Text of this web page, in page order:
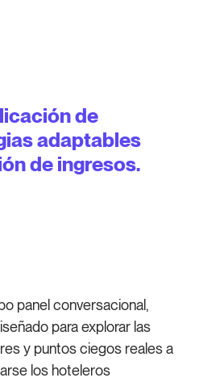
de
adaptables
de ingresos.
panel conversacional,
para explorar las
y puntos ciegos reales a
los hoteleros